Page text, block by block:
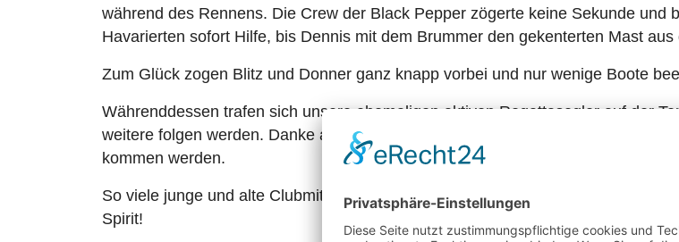
während des Rennens. Die Crew der Black Pepper zögerte keine Sekunde und
Havarierten sofort Hilfe, bis Dennis mit dem Brummer den gekenterten Mast
Zum Glück zogen Blitz und Donner ganz knapp vorbei und nur wenige Boote
Währenddessen trafen sich unsere ehemaligen aktiven Regattasegler auf der
weitere folgen werden. Danke an alle, die da waren und wir hoffen, dass beim
kommen werden.
So viele junge und alte Clubmitglieder bei einer Siegerehrung gab es lange
Spirit!